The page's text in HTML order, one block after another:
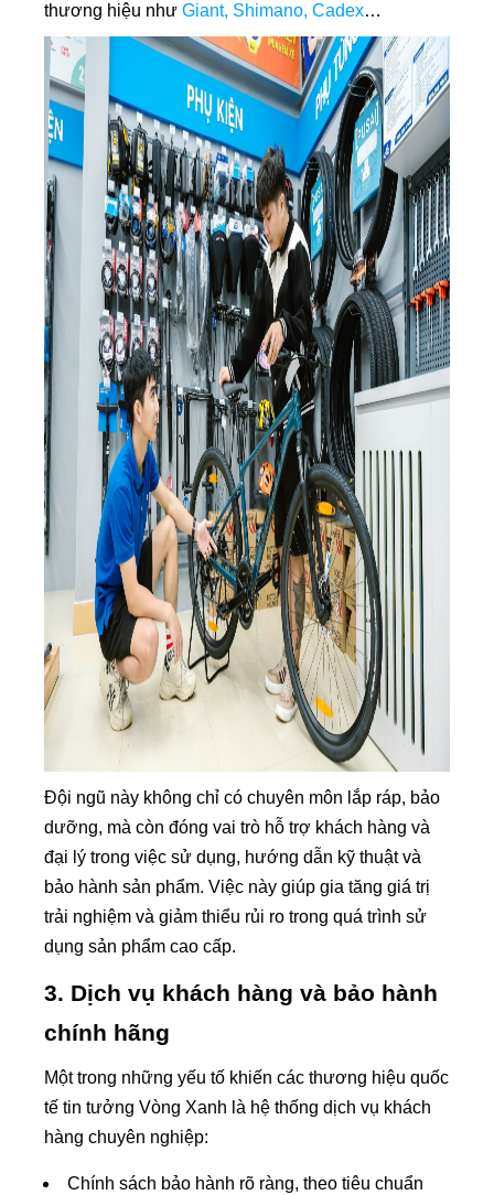
thương hiệu như Giant, Shimano, Cadex…
Đội ngũ này không chỉ có chuyên môn lắp ráp, bảo
dưỡng, mà còn đóng vai trò hỗ trợ khách hàng và
đại lý trong việc sử dụng, hướng dẫn kỹ thuật và
bảo hành sản phẩm. Việc này giúp gia tăng giá trị
trải nghiệm và giảm thiểu rủi ro trong quá trình sử
dụng sản phẩm cao cấp.
3. Dịch vụ khách hàng và bảo hành
chính hãng
Một trong những yếu tố khiến các thương hiệu quốc
tế tin tưởng Vòng Xanh là hệ thống dịch vụ khách
hàng chuyên nghiệp:
Chính sách bảo hành rõ ràng, theo tiêu chuẩn